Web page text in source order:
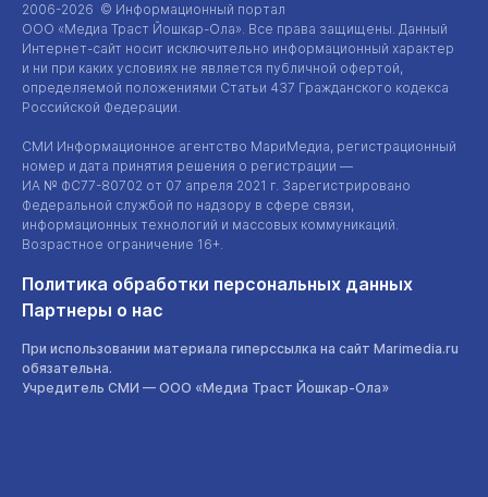
2006-2026 © Информационный портал
ООО «Медиа Траст Йошкар-Ола». Все права защищены. Данный
Интернет-сайт носит исключительно информационный характер
и ни при каких условиях не является публичной офертой,
определяемой положениями Статьи 437 Гражданского кодекса
Российской Федерации.
СМИ Информационное агентство МариМедиа, регистрационный
номер и дата принятия решения о регистрации —
ИА № ФС77-80702 от 07 апреля 2021 г. Зарегистрировано
Федеральной службой по надзору в сфере связи,
информационных технологий и массовых коммуникаций.
Возрастное ограничение 16+.
Политика обработки персональных данных
Партнеры о нас
При использовании материала гиперссылка на сайт Marimedia.ru
обязательна.
Учредитель СМИ — ООО «Медиа Траст Йошкар-Ола»